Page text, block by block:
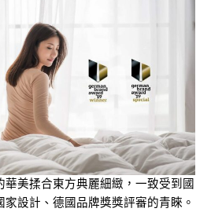
美揉合東方典麗細緻，一致受到國
家設計、德國品牌獎獎評審的青睞。